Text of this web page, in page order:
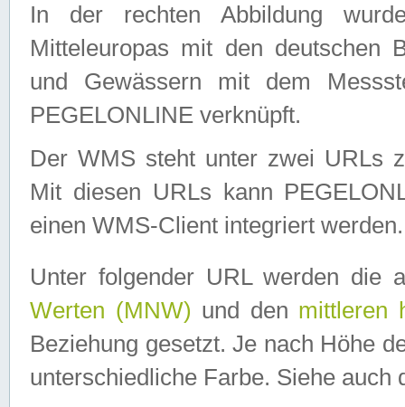
In der rechten Abbildung
Mitteleuropas mit den deutschen
und Gewässern mit dem
PEGELONLINE verknüpft.
Der WMS steht unter zwei URLs
Mit diesen URLs kann
einen WMS-Client integriert werden.
Unter folgender URL werden die
Werten (MNW) und den mittleren
Beziehung gesetzt. Je nach Höhe
unterschiedliche Farbe. Siehe auch